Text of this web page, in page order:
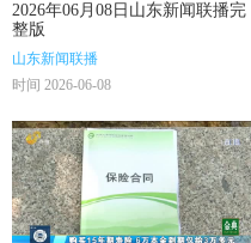
2026年06月08日山东新闻联播完
整版
山东新闻联播
时间 2026-06-08